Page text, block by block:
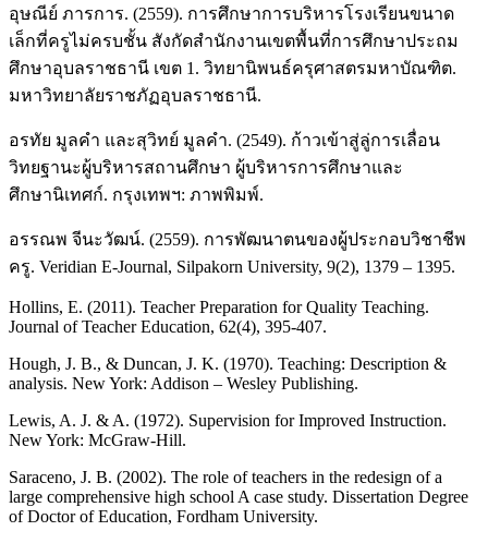
อุษณีย์ ภารการ. (2559). การศึกษาการบริหารโรงเรียนขนาด
เล็กที่ครูไม่ครบชั้น สังกัดสำนักงานเขตพื้นที่การศึกษาประถม
ศึกษาอุบลราชธานี เขต 1. วิทยานิพนธ์ครุศาสตรมหาบัณฑิต.
มหาวิทยาลัยราชภัฏอุบลราชธานี.
อรทัย มูลคำ และสุวิทย์ มูลคำ. (2549). ก้าวเข้าสู่ลู่การเลื่อน
วิทยฐานะผู้บริหารสถานศึกษา ผู้บริหารการศึกษาและ
ศึกษานิเทศก์. กรุงเทพฯ: ภาพพิมพ์.
อรรณพ จีนะวัฒน์. (2559). การพัฒนาตนของผู้ประกอบวิชาชีพ
ครู. Veridian E-Journal, Silpakorn University, 9(2), 1379 – 1395.
Hollins, E. (2011). Teacher Preparation for Quality Teaching.
Journal of Teacher Education, 62(4), 395-407.
Hough, J. B., & Duncan, J. K. (1970). Teaching: Description &
analysis. New York: Addison – Wesley Publishing.
Lewis, A. J. & A. (1972). Supervision for Improved Instruction.
New York: McGraw-Hill.
Saraceno, J. B. (2002). The role of teachers in the redesign of a
large comprehensive high school A case study. Dissertation Degree
of Doctor of Education, Fordham University.